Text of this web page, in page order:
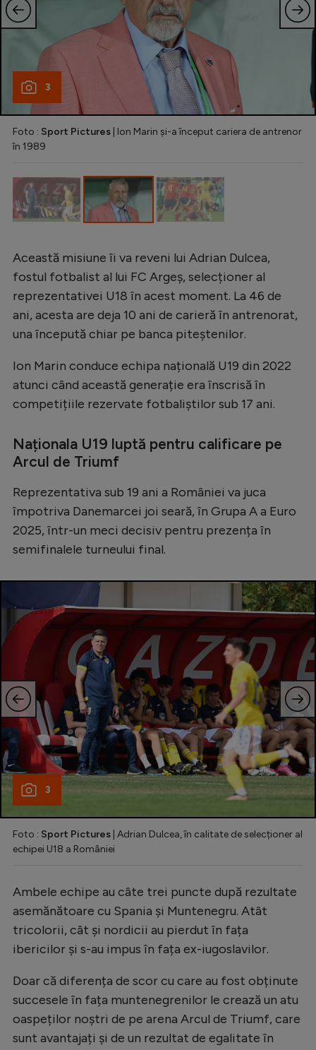
JO 2026
Creează cont
3
Foto : Sport Pictures | Ion Marin și-a început cariera de antrenor
în 1989
Această misiune îi va reveni lui Adrian Dulcea,
fostul fotbalist al lui FC Argeș, selecționer al
reprezentativei U18 în acest moment. La 46 de
ani, acesta are deja 10 ani de carieră în antrenorat,
una începută chiar pe banca piteștenilor.
Ion Marin conduce echipa națională U19 din 2022
atunci când această generație era înscrisă în
competițiile rezervate fotbaliștilor sub 17 ani.
Naționala U19 luptă pentru calificare pe
Arcul de Triumf
Reprezentativa sub 19 ani a României va juca
împotriva Danemarcei joi seară, în Grupa A a Euro
2025, într-un meci decisiv pentru prezența în
semifinalele turneului final.
3
Foto : Sport Pictures | Adrian Dulcea, în calitate de selecționer al
echipei U18 a României
Ambele echipe au câte trei puncte după rezultate
asemănătoare cu Spania și Muntenegru. Atât
tricolorii, cât și nordicii au pierdut în fața
ibericilor și s-au impus în fața ex-iugoslavilor.
Doar că diferența de scor cu care au fost obținute
succesele în fața muntenegrenilor le crează un atu
oaspeților noștri de pe arena Arcul de Triumf, care
sunt avantajați și de un rezultat de egalitate în